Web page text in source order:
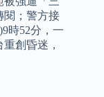
閱；警方接
時52分，一
創昏迷，